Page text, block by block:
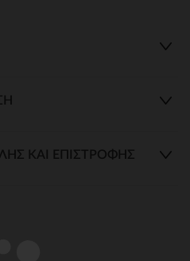
ΚΑΙ ΕΠΙΣΤΡΟΦΉΣ